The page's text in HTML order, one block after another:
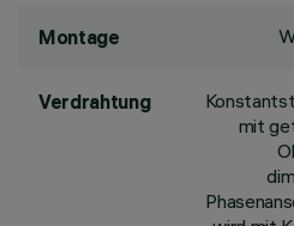
Montage
Verdrahtung
mit